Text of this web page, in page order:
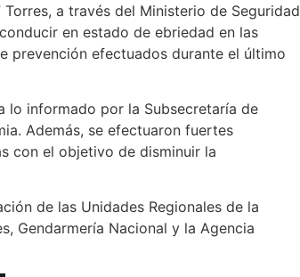
a través del Ministerio de Seguridad
en estado de ebriedad en las
prevención efectuados durante el último
lo informado por la Subsecretaría de
Además, se efectuaron fuertes
con el objetivo de disminuir la
de las Unidades Regionales de la
Gendarmería Nacional y la Agencia